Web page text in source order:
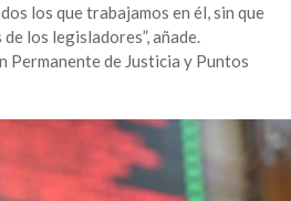
los que trabajamos en él, sin que
los legisladores”, añade.
Permanente de Justicia y Puntos